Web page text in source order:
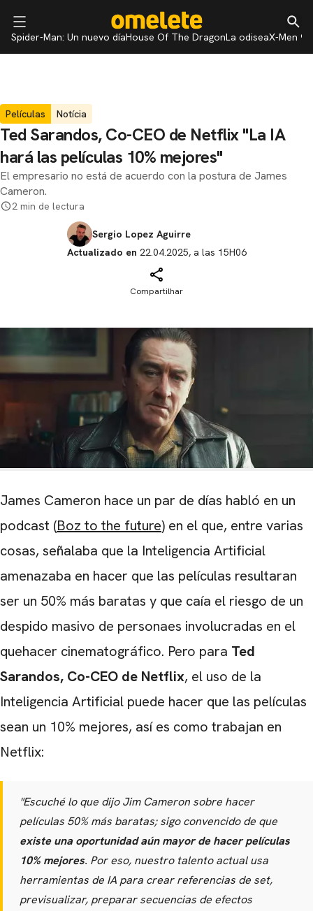
Spider-Man: Un nuevo díaHouse Of The DragonLa odiseaX-Men 97
Películas Notícia
Ted Sarandos, Co-CEO de Netflix "La IA
hará las películas 10% mejores"
El empresario no está de acuerdo con la postura de James
Cameron.
2 min de lectura
Sergio Lopez Aguirre
Actualizado en 22.04.2025, a las 15H06
Compartilhar
James Cameron hace un par de días habló en un
podcast (Boz to the future) en el que, entre varias
cosas, señalaba que la Inteligencia Artificial
amenazaba en hacer que las películas resultaran
ser un 50% más baratas y que caía el riesgo de un
despido masivo de personaes involucradas en el
quehacer cinematográfico. Pero para Ted
Sarandos, Co-CEO de Netflix, el uso de la
Inteligencia Artificial puede hacer que las películas
sean un 10% mejores, así es como trabajan en
Netflix:
"Escuché lo que dijo Jim Cameron sobre hacer
películas 50% más baratas; sigo convencido de que
existe una oportunidad aún mayor de hacer películas
10% mejores. Por eso, nuestro talento actual usa
herramientas de IA para crear referencias de set,
previsualizar, preparar secuencias de efectos